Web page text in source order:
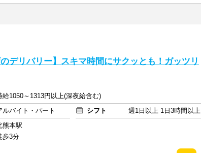
のデリバリー】スキマ時間にサクッとも！ガッツリ
給1050～1313円以上(深夜給含む)
ルバイト・パート シフト
週1日以上 1日3時間以上
熊本駅
歩3分